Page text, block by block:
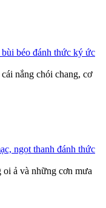
béo đánh thức ký ức
nắng chói chang, cơ
ngọt thanh đánh thức
ả và những cơn mưa